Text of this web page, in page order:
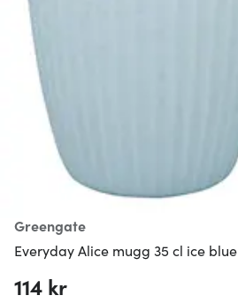
Greengate
Everyday Alice mugg 35 cl ice blue
114 kr